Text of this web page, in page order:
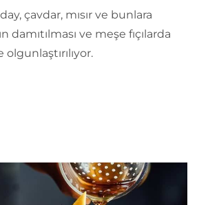
çavdar, mısır ve bunlara
damıtılması ve meşe fıçılarda